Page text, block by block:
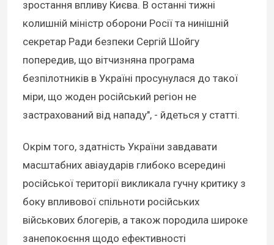
зростання впливу Києва. В останні тижні
колишній міністр оборони Росії та нинішній
секретар Ради безпеки Сергій Шойгу
попередив, що вітчизняна програма
безпілотників в Україні просунулася до такої
міри, що жоден російський регіон не
застрахований від нападу", - йдеться у статті.
Окрім того, здатність України завдавати
масштабних авіаударів глибоко всередині
російської території викликала гучну критику з
боку впливової спільноти російських
військових блогерів, а також породила широке
занепокоєння щодо ефективності